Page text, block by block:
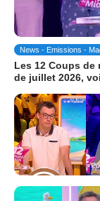
News - Emissions -
Les 12 Coups
de juillet 2026,